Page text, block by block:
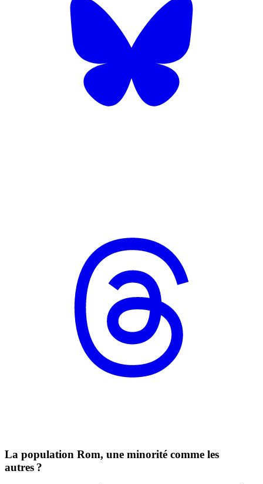
La population Rom, une minorité comme les
autres ?